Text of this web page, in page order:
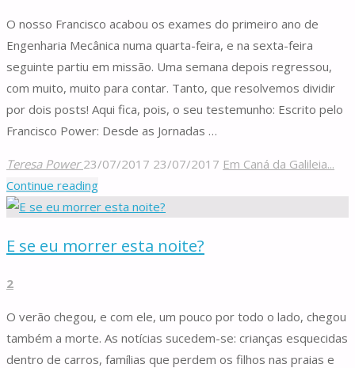
#2"
O nosso Francisco acabou os exames do primeiro ano de
Engenharia Mecânica numa quarta-feira, e na sexta-feira
seguinte partiu em missão. Uma semana depois regressou,
com muito, muito para contar. Tanto, que resolvemos dividir
por dois posts! Aqui fica, pois, o seu testemunho: Escrito pelo
Francisco Power: Desde as Jornadas …
Teresa Power 23/07/2017 23/07/2017 Em Caná da Galileia...
Continue reading"Missão
jovem
cinzas
#1"
E se eu morrer esta noite?
2
O verão chegou, e com ele, um pouco por todo o lado, chegou
também a morte. As notícias sucedem-se: crianças esquecidas
dentro de carros, famílias que perdem os filhos nas praias e